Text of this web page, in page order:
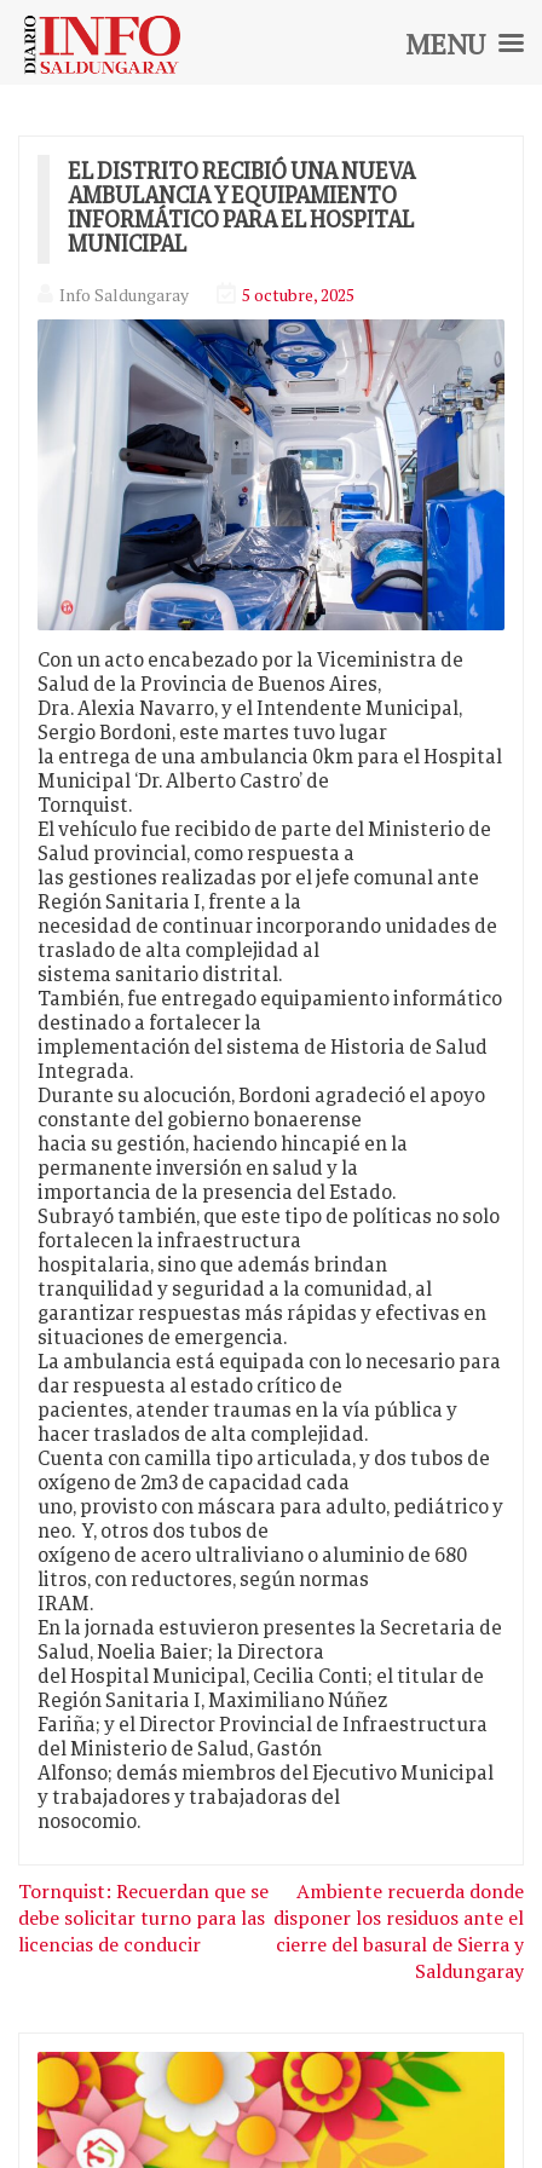
SALDUNGARAY
EL DISTRITO RECIBIÓ UNA NUEVA
AMBULANCIA Y EQUIPAMIENTO
INFORMÁTICO PARA EL HOSPITAL
MUNICIPAL
Info Saldungaray 5 octubre, 2025
Con un acto encabezado por la Viceministra de
Salud de la Provincia de Buenos Aires,
Dra. Alexia Navarro, y el Intendente Municipal,
Sergio Bordoni, este martes tuvo lugar
la entrega de una ambulancia 0km para el Hospital
Municipal ‘Dr. Alberto Castro’ de
Tornquist.
El vehículo fue recibido de parte del Ministerio de
Salud provincial, como respuesta a
las gestiones realizadas por el jefe comunal ante
Región Sanitaria I, frente a la
necesidad de continuar incorporando unidades de
traslado de alta complejidad al
sistema sanitario distrital.
También, fue entregado equipamiento informático
destinado a fortalecer la
implementación del sistema de Historia de Salud
Integrada.
Durante su alocución, Bordoni agradeció el apoyo
constante del gobierno bonaerense
hacia su gestión, haciendo hincapié en la
permanente inversión en salud y la
importancia de la presencia del Estado.
Subrayó también, que este tipo de políticas no solo
fortalecen la infraestructura
hospitalaria, sino que además brindan
tranquilidad y seguridad a la comunidad, al
garantizar respuestas más rápidas y efectivas en
situaciones de emergencia.
La ambulancia está equipada con lo necesario para
dar respuesta al estado crítico de
pacientes, atender traumas en la vía pública y
hacer traslados de alta complejidad.
Cuenta con camilla tipo articulada, y dos tubos de
oxígeno de 2m3 de capacidad cada
uno, provisto con máscara para adulto, pediátrico y
neo. Y, otros dos tubos de
oxígeno de acero ultraliviano o aluminio de 680
litros, con reductores, según normas
IRAM.
En la jornada estuvieron presentes la Secretaria de
Salud, Noelia Baier; la Directora
del Hospital Municipal, Cecilia Conti; el titular de
Región Sanitaria I, Maximiliano Núñez
Fariña; y el Director Provincial de Infraestructura
del Ministerio de Salud, Gastón
Alfonso; demás miembros del Ejecutivo Municipal
y trabajadores y trabajadoras del
nosocomio.
Tornquist: Recuerdan que se
debe solicitar turno para las
licencias de conducir
Ambiente recuerda donde
disponer los residuos ante el
cierre del basural de Sierra y
Saldungaray
MENU